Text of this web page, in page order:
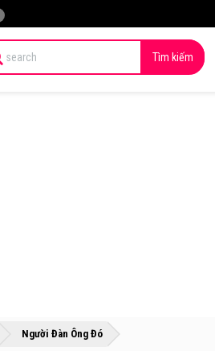
Tìm kiếm
»»
Người Đàn Ông Đó